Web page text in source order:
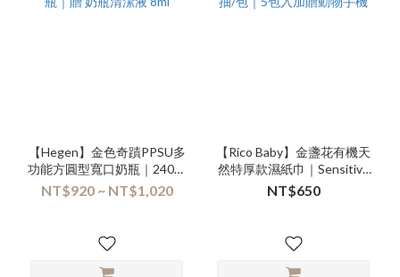
【Hegen】金色奇蹟PPSU多
功能方圓型寬口奶瓶｜240ml
單瓶｜贈 奶瓶清潔液 8ml
NT$920 ~ NT$1,020
【Rico Baby】⾦盞花有機天
然特厚款濕紙⼱｜Sensitive
80抽/包｜5包入加贈動物手
機
NT$650